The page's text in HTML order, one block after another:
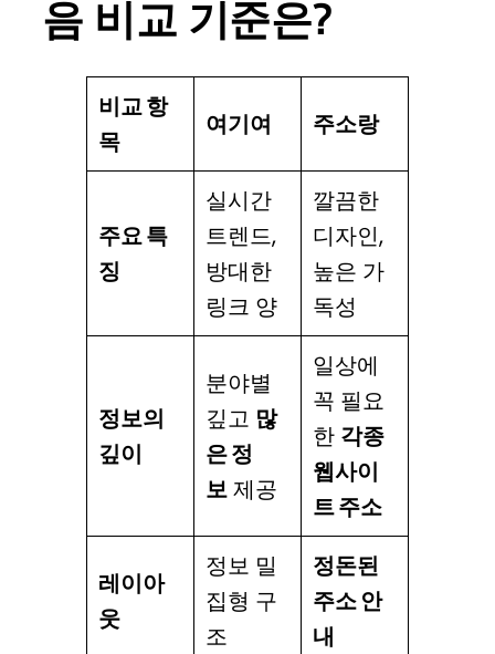
음 비교 기준은?
비교 항
목
여기여 주소랑
주요 특
징
실시간
트렌드,
방대한
링크 양
깔끔한
디자인,
높은 가
독성
정보의
깊이
분야별
깊고 많
은 정
보제공
일상에
꼭 필요
한 각종
웹사이
트 주소
레이아
웃
정보 밀
집형 구
조
정돈된
주소 안
내